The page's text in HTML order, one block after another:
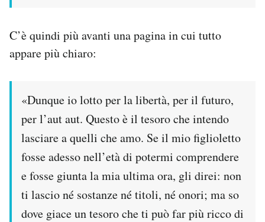
C’è quindi più avanti una pagina in cui tutto
appare più chiaro:
«Dunque io lotto per la libertà, per il futuro,
per l’aut aut. Questo è il tesoro che intendo
lasciare a quelli che amo. Se il mio figlioletto
fosse adesso nell’età di potermi comprendere
e fosse giunta la mia ultima ora, gli direi: non
ti lascio né sostanze né titoli, né onori; ma so
dove giace un tesoro che ti può far più ricco di